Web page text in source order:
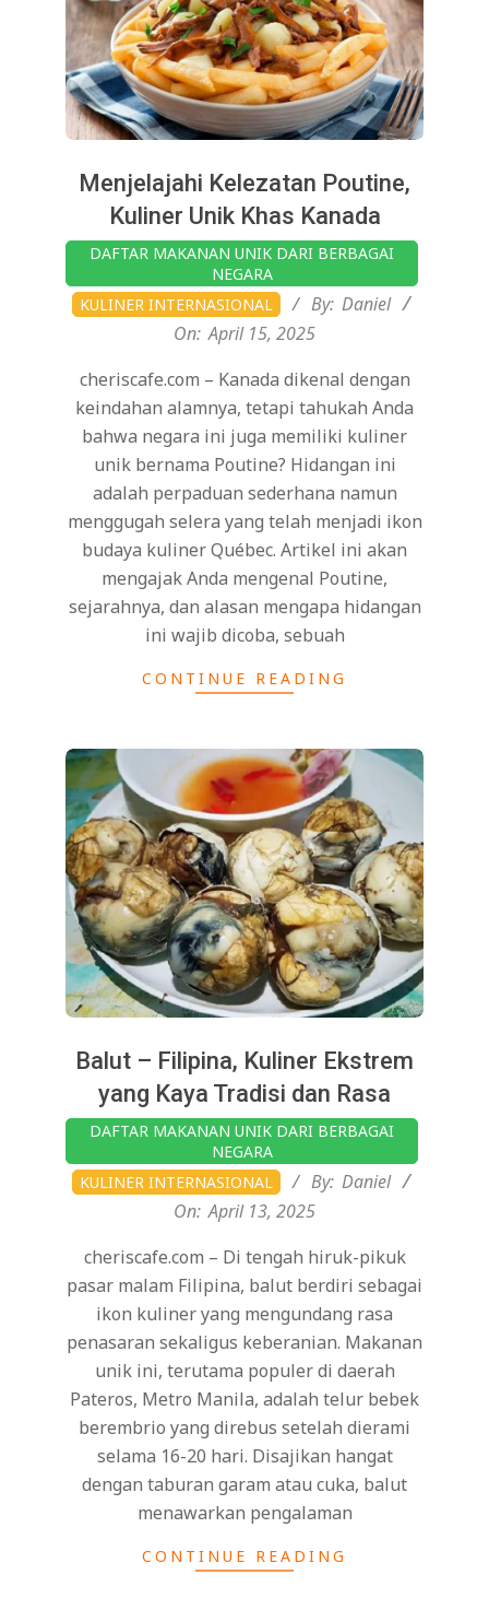
Menjelajahi Kelezatan Poutine,
Kuliner Unik Khas Kanada
2025-
15
DAFTAR MAKANAN UNIK DARI BERBAGAI
NEGARA
KULINER INTERNASIONAL
By: Daniel
On: April 15, 2025
cheriscafe.com – Kanada dikenal dengan
keindahan alamnya, tetapi tahukah Anda
bahwa negara ini juga memiliki kuliner
unik bernama Poutine? Hidangan ini
adalah perpaduan sederhana namun
menggugah selera yang telah menjadi ikon
budaya kuliner Québec. Artikel ini akan
mengajak Anda mengenal Poutine,
sejarahnya, dan alasan mengapa hidangan
ini wajib dicoba, sebuah
CONTINUE READING
Balut – Filipina, Kuliner Ekstrem
yang Kaya Tradisi dan Rasa
2025-
13
DAFTAR MAKANAN UNIK DARI BERBAGAI
NEGARA
KULINER INTERNASIONAL
By: Daniel
On: April 13, 2025
cheriscafe.com – Di tengah hiruk-pikuk
pasar malam Filipina, balut berdiri sebagai
ikon kuliner yang mengundang rasa
penasaran sekaligus keberanian. Makanan
unik ini, terutama populer di daerah
Pateros, Metro Manila, adalah telur bebek
berembrio yang direbus setelah dierami
selama 16-20 hari. Disajikan hangat
dengan taburan garam atau cuka, balut
menawarkan pengalaman
CONTINUE READING